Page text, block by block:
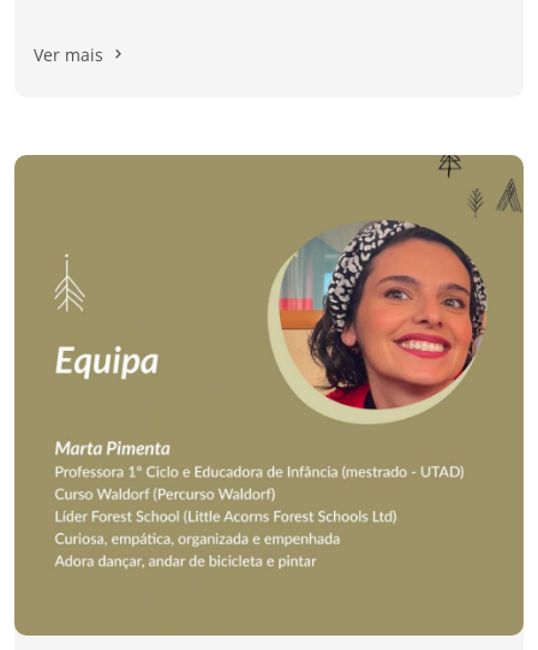
Ver mais